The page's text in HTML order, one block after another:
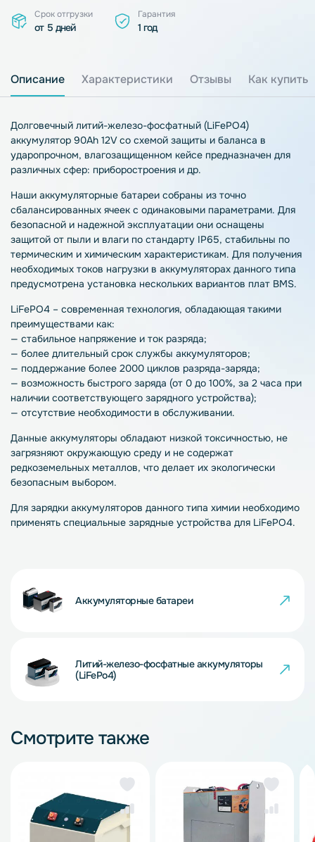
Срок отгрузки
от 5 дней
Гарантия
1 год
Описание Характеристики Отзывы Как купить
Долговечный литий-железо-фосфатный (LiFePO4)
аккумулятор 90Ah 12V со схемой защиты и баланса в
ударопрочном, влагозащищенном кейсе предназначен для
различных сфер: приборостроения и др.
Наши аккумуляторные батареи собраны из точно
сбалансированных ячеек с одинаковыми параметрами. Для
безопасной и надежной эксплуатации они оснащены
защитой от пыли и влаги по стандарту IP65, стабильны по
термическим и химическим характеристикам. Для получения
необходимых токов нагрузки в аккумуляторах данного типа
предусмотрена установка нескольких вариантов плат BMS.
LiFePO4 – современная технология, обладающая такими
преимуществами как:
— стабильное напряжение и ток разряда;
— более длительный срок службы аккумуляторов;
— поддержание более 2000 циклов разряда-заряда;
— возможность быстрого заряда (от 0 до 100%, за 2 часа при
наличии соответствующего зарядного устройства);
— отсутствие необходимости в обслуживании.
Данные аккумуляторы обладают низкой токсичностью, не
загрязняют окружающую среду и не содержат
редкоземельных металлов, что делает их экологически
безопасным выбором.
Для зарядки аккумуляторов данного типа химии необходимо
применять специальные зарядные устройства для LiFePO4.
Аккумуляторные батареи
Литий-железо-фосфатные аккумуляторы
(LiFePo4)
Смотрите также